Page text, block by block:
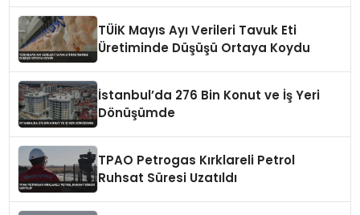
TÜİK Mayıs Ayı Verileri Tavuk Eti
Üretiminde Düşüşü Ortaya Koydu
İstanbul’da 276 Bin Konut ve İş Yeri
Dönüşümde
TPAO Petrogas Kırklareli Petrol
Ruhsat Süresi Uzatıldı